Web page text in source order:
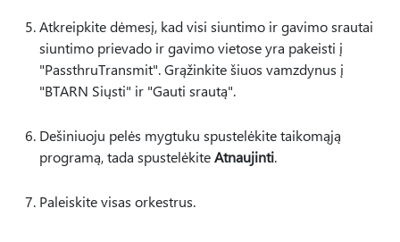
Atkreipkite dėmesį, kad visi siuntimo ir gavimo srautai
siuntimo prievado ir gavimo vietose yra pakeisti į
"PassthruTransmit". Grąžinkite šiuos vamzdynus į
"BTARN Siųsti" ir "Gauti srautą".
Dešiniuoju pelės mygtuku spustelėkite taikomąją
programą, tada spustelėkiteAtnaujinti.
Paleiskite visas orkestrus.